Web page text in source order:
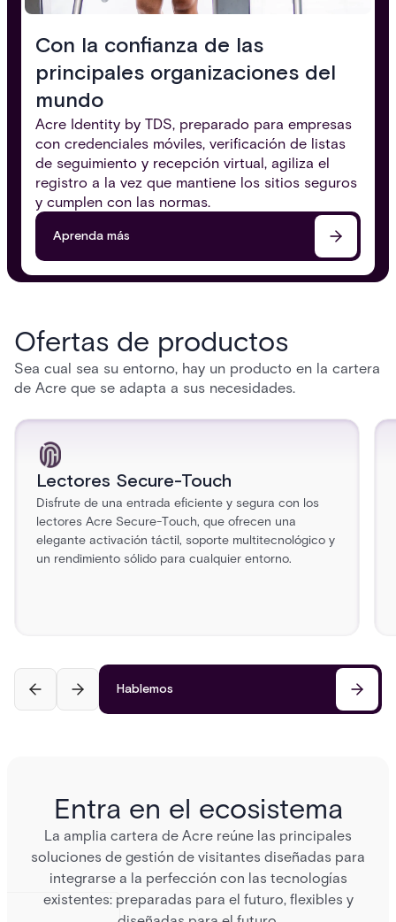
Con la confianza de las
principales organizaciones del
mundo
Acre Identity by TDS, preparado para empresas
con credenciales móviles, verificación de listas
de seguimiento y recepción virtual, agiliza el
registro a la vez que mantiene los sitios seguros
y cumplen con las normas.
Aprenda más
Ofertas de productos
Sea cual sea su entorno, hay un producto en la cartera
de Acre que se adapta a sus necesidades.
Lectores Secure-Touch
Disfrute de una entrada eficiente y segura con los
lectores Acre Secure-Touch, que ofrecen una
elegante activación táctil, soporte multitecnológico y
un rendimiento sólido para cualquier entorno.
Hablemos
Entra en el ecosistema
La amplia cartera de Acre reúne las principales
soluciones de gestión de visitantes diseñadas para
integrarse a la perfección con las tecnologías
existentes: preparadas para el futuro, flexibles y